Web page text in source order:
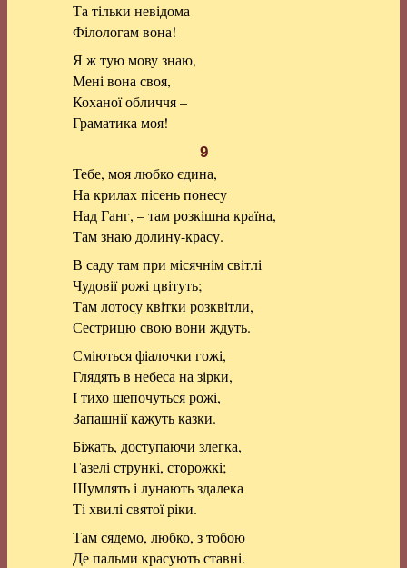
Та тільки невідома
Філологам вона!
Я ж тую мову знаю,
Мені вона своя,
Коханої обличчя –
Граматика моя!
9
Тебе, моя любко єдина,
На крилах пісень понесу
Над Ганг, – там розкішна країна,
Там знаю долину-красу.
В саду там при місячнім світлі
Чудовії рожі цвітуть;
Там лотосу квітки розквітли,
Сестрицю свою вони ждуть.
Сміються фіалочки гожі,
Глядять в небеса на зірки,
І тихо шепочуться рожі,
Запашнії кажуть казки.
Біжать, доступаючи злегка,
Газелі стрункі, сторожкі;
Шумлять і лунають здалека
Ті хвилі святої ріки.
Там сядемо, любко, з тобою
Де пальми красують ставні.